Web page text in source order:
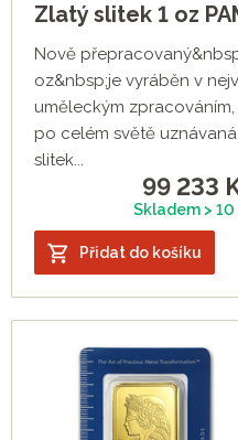
Zlatý slitek 1 oz
Nově
oz&nbsp;je vyráběn v
uměleckým zpracováním,
po celém světě
slitek...
99 233
Skladem > 10
Přidat do košíku